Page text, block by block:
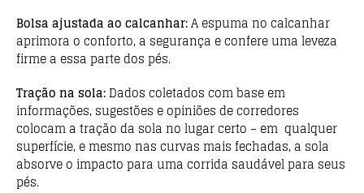
Bolsa ajustada ao calcanhar:A espuma no calcanhar
aprimora o conforto, a segurança e confere uma leveza
firme a essa parte dos pés.
Tração na sola: Dados coletados com base em
informações, sugestões e opiniões de corredores
colocam a tração da sola no lugar certo – em qualquer
superfície, e mesmo nas curvas mais fechadas, a sola
absorve o impacto para uma corrida saudável para seus
pés.